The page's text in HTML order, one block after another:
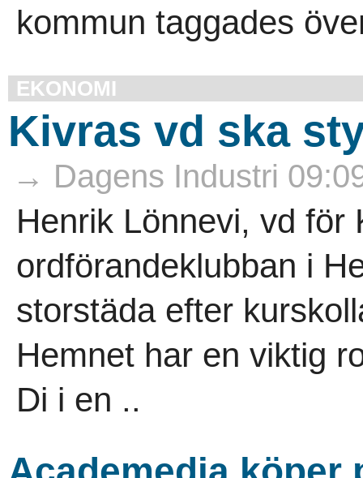
kommun taggades
EKONOMI
Kivras vd ska
→ Dagens Industri
Henrik Lönnevi, vd för
ordförandeklubban i
storstäda efter
Hemnet har en viktig
Di i en ..